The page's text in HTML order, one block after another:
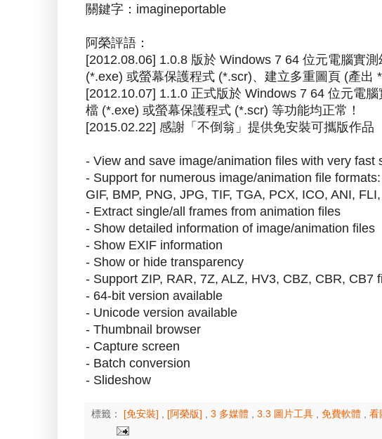
關鍵字：imagineportable
阿榮評語：
[2012.08.06] 1.0.8 版於 Windows 7 64 位元電腦實
(*.exe) 或螢幕保護程式 (*.scr)、建立多重圖頁 (產出
[2012.10.07] 1.1.0 正式版於 Windows 7 64 位元電
檔 (*.exe) 或螢幕保護程式 (*.scr) 等功能均正常！
[2015.02.22] 感謝「不倒翁」提供免安裝可攜版作品
- View and save image/animation files with very fast
- Support for numerous image/animation file formats:
GIF, BMP, PNG, JPG, TIF, TGA, PCX, ICO, ANI,
- Extract single/all frames from animation files
- Show detailed information of image/animation files
- Show EXIF information
- Show or hide transparency
- Support ZIP, RAR, 7Z, ALZ, HV3, CBZ, CBR, CB7
- 64-bit version available
- Unicode version available
- Thumbnail browser
- Capture screen
- Batch conversion
- Slideshow
標籤： [免安裝] [阿榮版] 3 多媒體 3.3 圖片工具 免費軟體 看